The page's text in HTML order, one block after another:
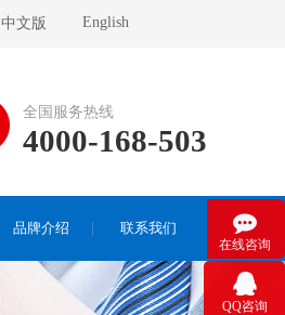
中文版 English
全国服务热线
4000-168-503
品牌介绍 联系我们 
在线咨询

QQ咨询